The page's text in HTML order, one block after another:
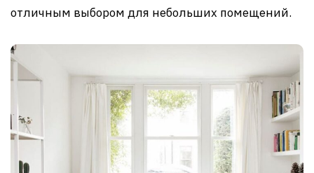
отличным выбором для небольших помещений.